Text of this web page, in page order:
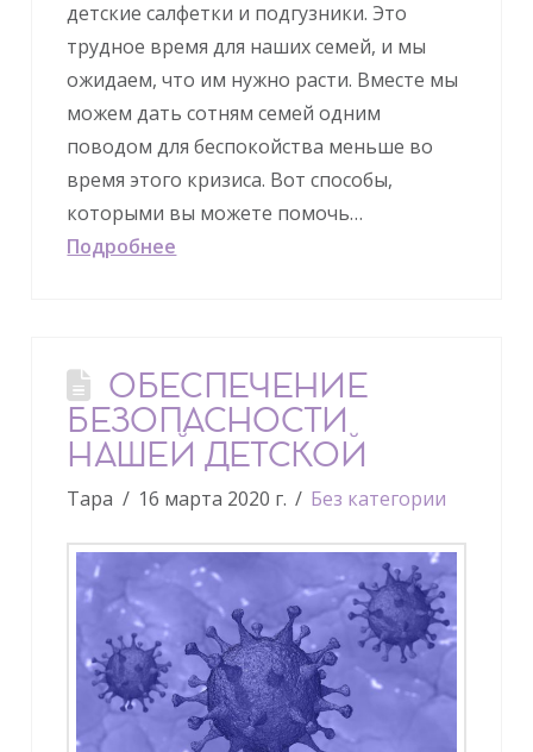
детские салфетки и подгузники. Это
трудное время для наших семей, и мы
ожидаем, что им нужно расти. Вместе мы
можем дать сотням семей одним
поводом для беспокойства меньше во
время этого кризиса. Вот способы,
которыми вы можете помочь…
Подробнее
ОБЕСПЕЧЕНИЕ
БЕЗОПАСНОСТИ
НАШЕЙ ДЕТСКОЙ
Тара 16 марта 2020 г. Без категории